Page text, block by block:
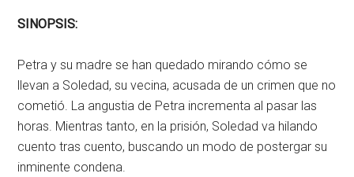
SINOPSIS:
Petra y su madre se han quedado mirando cómo se
llevan a Soledad, su vecina, acusada de un crimen que no
cometió. La angustia de Petra incrementa al pasar las
horas. Mientras tanto, en la prisión, Soledad va hilando
cuento tras cuento, buscando un modo de postergar su
inminente condena.